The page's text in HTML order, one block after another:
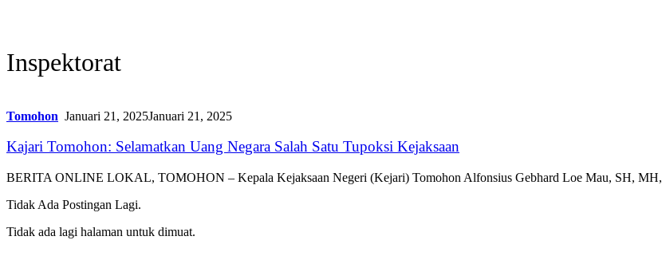
Inspektorat
Tomohon Januari 21, 2025Januari 21, 2025
Kajari Tomohon: Selamatkan Uang Negara Salah Satu Tupoksi Kejaksaan
BERITA ONLINE LOKAL, TOMOHON – Kepala Kejaksaan Negeri (Kejari) Tomohon Alfonsius Gebhard Loe Mau, SH, MH,
Tidak Ada Postingan Lagi.
Tidak ada lagi halaman untuk dimuat.